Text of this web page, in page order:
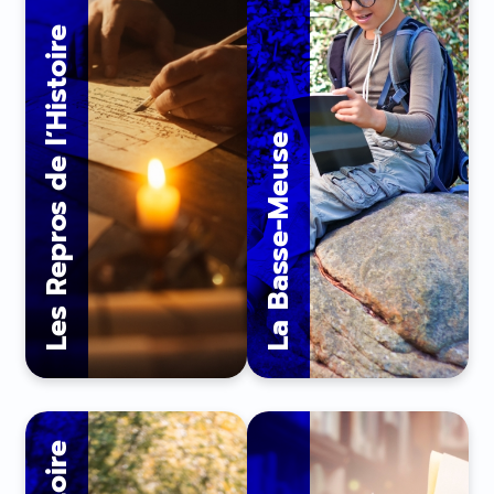
Les Repros de l’Histoire La Basse-Meuse